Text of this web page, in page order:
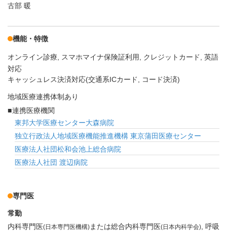
古部 暖
機能・特徴
オンライン診療 スマホマイナ保険証利用 クレジットカード
英語
対応
キャッシュレス決済対応(交通系ICカード, コード決済)
地域医療連携体制あり
連携医療機関
東邦大学医療センター大森病院
独立行政法人地域医療機能推進機構 東京蒲田医療センター
医療法人社団松和会池上総合病院
医療法人社団 渡辺病院
専門医
常勤
内科専門医(日本専門医機構) または総合内科専門医(日本内科学会) 呼吸